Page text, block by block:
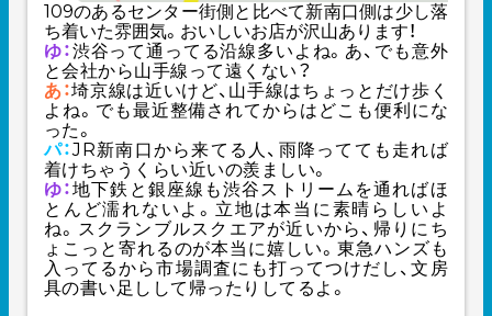
109のあるセンター街側と比べて新南口側は少し落
ち着いた雰囲気。おいしいお店が沢山あります！
ゆ：渋谷って通ってる沿線多いよね。あ、でも意外
と会社から山手線って遠くない？
あ：埼京線は近いけど、山手線はちょっとだけ歩く
よね。でも最近整備されてからはどこも便利にな
った。
パ：JR新南口から来てる人、雨降ってても走れば
着けちゃうくらい近いの羨ましい。
ゆ：地下鉄と銀座線も渋谷ストリームを通ればほ
とんど濡れないよ。立地は本当に素晴らしいよ
ね。スクランブルスクエアが近いから、帰りにち
ょこっと寄れるのが本当に嬉しい。東急ハンズも
入ってるから市場調査にも打ってつけだし、文房
具の書い足しして帰ったりしてるよ。